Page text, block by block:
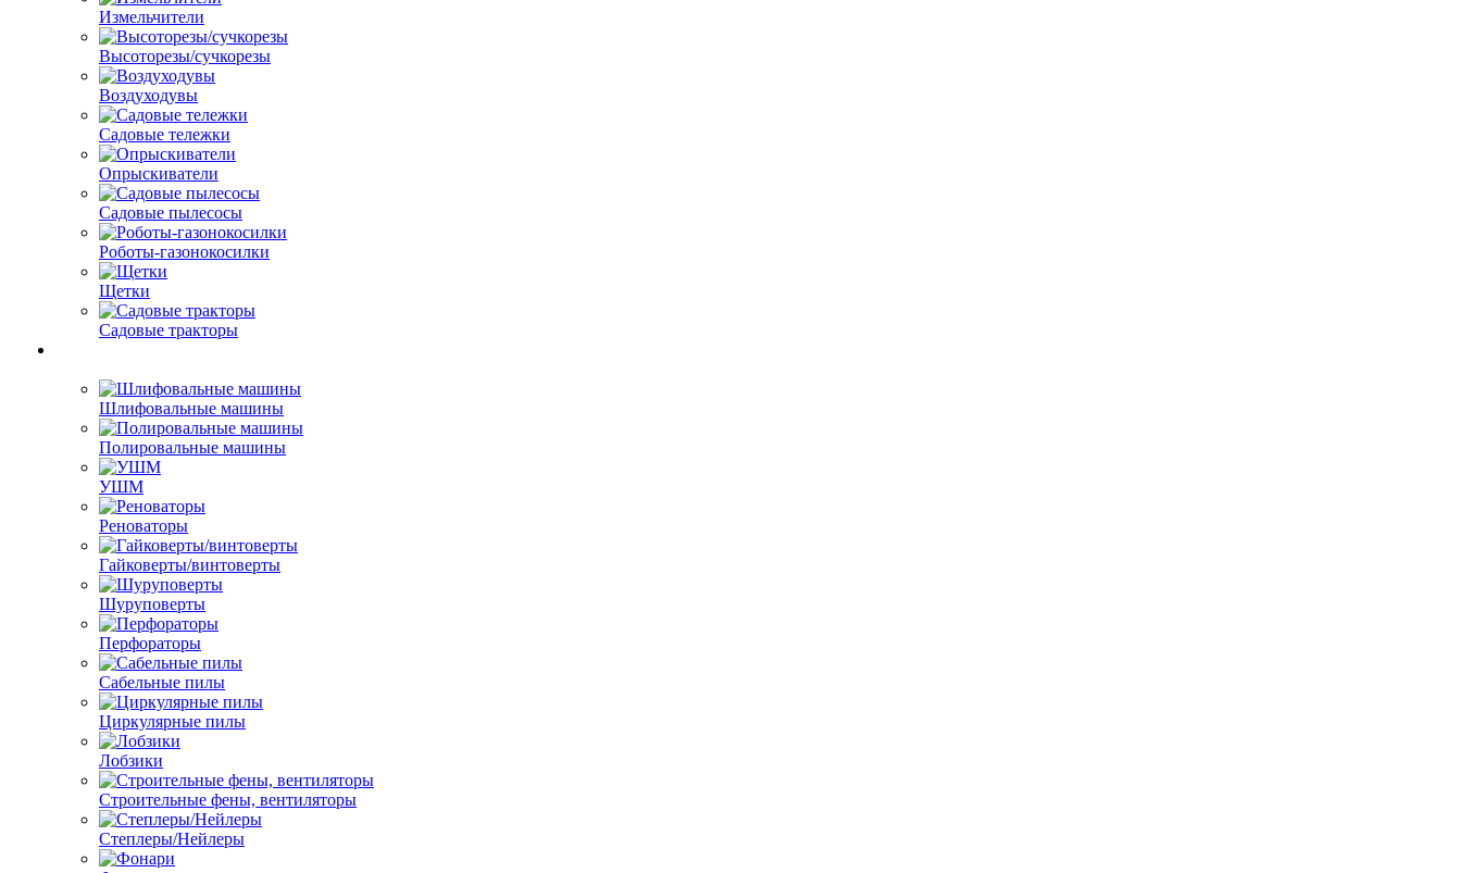
Измельчители
Высоторезы/сучкорезы
Воздуходувы
Садовые тележки
Опрыскиватели
Садовые пылесосы
Роботы-газонокосилки
Щетки
Садовые тракторы
Шлифовальные машины
Полировальные машины
УШМ
Реноваторы
Гайковерты/винтоверты
Шуруповерты
Перфораторы
Сабельные пилы
Циркулярные пилы
Лобзики
Строительные фены, вентиляторы
Степлеры/Нейлеры